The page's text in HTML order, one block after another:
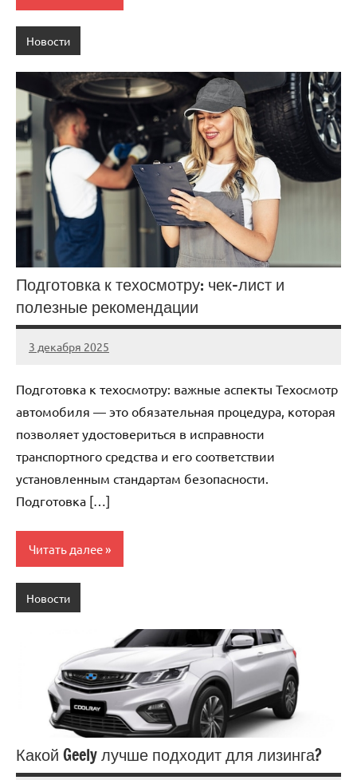
Новости
Подготовка к техосмотру: чек-лист и
полезные рекомендации
3 декабря 2025
Avtor
Нет
Подготовка к техосмотру: важные аспекты Техосмотр
автомобиля — это обязательная процедура, которая
позволяет удостовериться в исправности
транспортного средства и его соответствии
установленным стандартам безопасности.
Подготовка […]
Читать далее
Новости
Какой Geely лучше подходит для лизинга?